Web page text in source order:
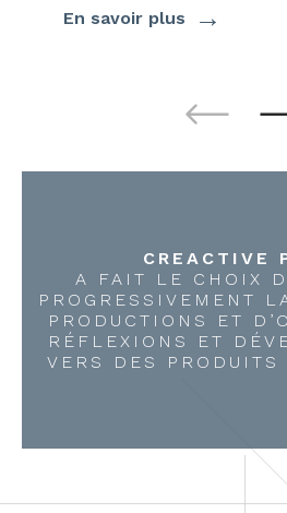
En savoir plus →
CREACTIVE
A FAIT LE CHOIX
PROGRESSIVEMENT
PRODUCTIONS ET
RÉFLEXIONS ET
VERS DES PRODUITS